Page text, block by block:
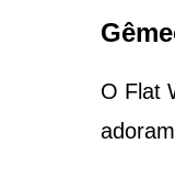
O Flat